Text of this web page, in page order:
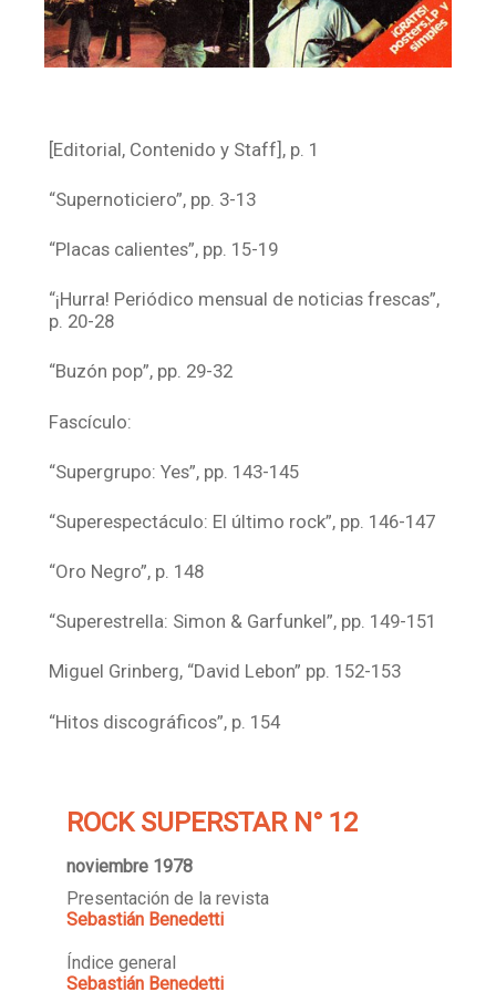
[Editorial, Contenido y Staff], p. 1
“Supernoticiero”, pp. 3-13
“Placas calientes”, pp. 15-19
“¡Hurra! Periódico mensual de noticias frescas”,
p. 20-28
“Buzón pop”, pp. 29-32
Fascículo:
“Supergrupo: Yes”, pp. 143-145
“Superespectáculo: El último rock”, pp. 146-147
“Oro Negro”, p. 148
“Superestrella: Simon & Garfunkel”, pp. 149-151
Miguel Grinberg, “David Lebon” pp. 152-153
“Hitos discográficos”, p. 154
ROCK SUPERSTAR N° 12
noviembre 1978
Presentación de la revista
Sebastián Benedetti
Índice general
Sebastián Benedetti